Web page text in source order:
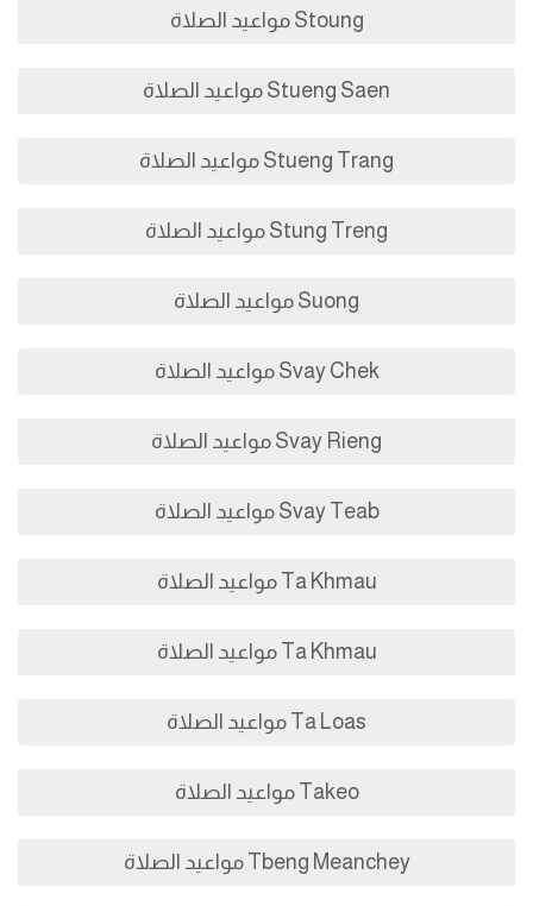
Stoung مواعيد الصلاة
Stueng Saen مواعيد الصلاة
Stueng Trang مواعيد الصلاة
Stung Treng مواعيد الصلاة
Suong مواعيد الصلاة
Svay Chek مواعيد الصلاة
Svay Rieng مواعيد الصلاة
Svay Teab مواعيد الصلاة
Ta Khmau مواعيد الصلاة
Ta Khmau مواعيد الصلاة
Ta Loas مواعيد الصلاة
Takeo مواعيد الصلاة
Tbeng Meanchey مواعيد الصلاة